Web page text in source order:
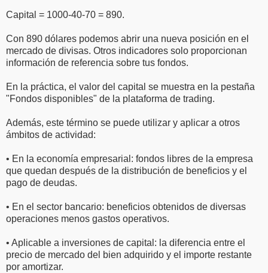
Capital = 1000-40-70 = 890.
Con 890 dólares podemos abrir una nueva posición en el
mercado de divisas. Otros indicadores solo proporcionan
información de referencia sobre tus fondos.
En la práctica, el valor del capital se muestra en la pestaña
"Fondos disponibles" de la plataforma de trading.
Además, este término se puede utilizar y aplicar a otros
ámbitos de actividad:
• En la economía empresarial: fondos libres de la empresa
que quedan después de la distribución de beneficios y el
pago de deudas.
• En el sector bancario: beneficios obtenidos de diversas
operaciones menos gastos operativos.
• Aplicable a inversiones de capital: la diferencia entre el
precio de mercado del bien adquirido y el importe restante
por amortizar.